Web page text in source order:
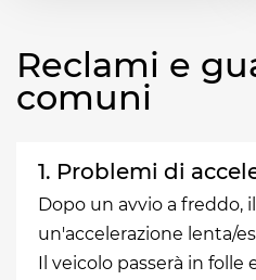
Reclami e
comuni
1. Problemi di
Dopo un avvio a freddo,
un'accelerazione lenta/
Il veicolo passerà in folle